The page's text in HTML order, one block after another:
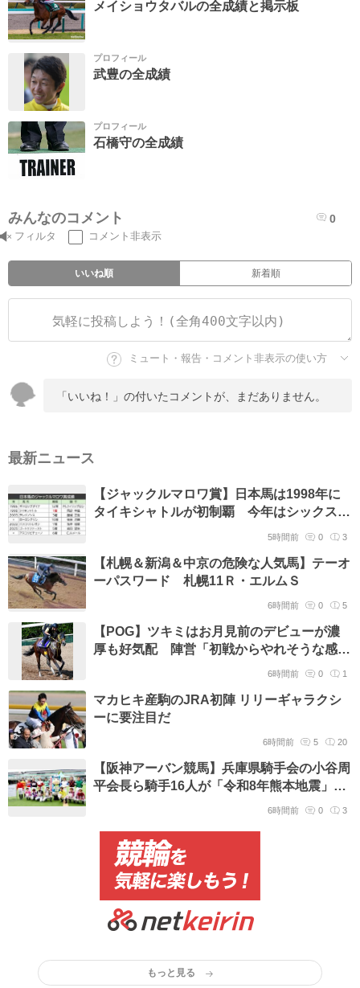
メイショウタバルの全成績と掲示板
プロフィール
武豊の全成績
プロフィール
石橋守の全成績
みんなのコメント 0
フィルタ コメント非表示
いいね順 新着順
ミュート・報告・コメント非表示の使い方
「いいね！」の付いたコメントが、まだありません。
最新ニュース
【ジャックルマロワ賞】日本馬は1998年に
タイキシャトルが初制覇 今年はシックスペ
5時間前 0 3
【札幌＆新潟＆中京の危険な人気馬】テーオ
ーパスワード 札幌11Ｒ・エルムＳ
6時間前 0 5
【POG】ツキミはお月見前のデビューが濃
厚も好気配 陣営「初戦からやれそうな感じ
6時間前 0 1
マカヒキ産駒のJRA初陣 リリーギャラクシ
ーに要注目だ
6時間前 5 20
【阪神アーバン競馬】兵庫県騎手会の小谷周
平会長ら騎手16人が「令和8年熊本地震」被
6時間前 0 3
もっと見る